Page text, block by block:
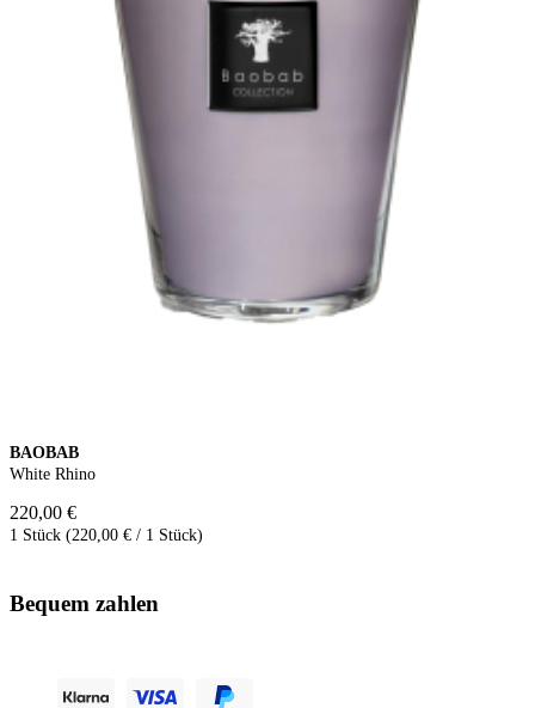
BAOBAB
White Rhino
220,00 €
1 Stück (220,00 € / 1 Stück)
Bequem zahlen